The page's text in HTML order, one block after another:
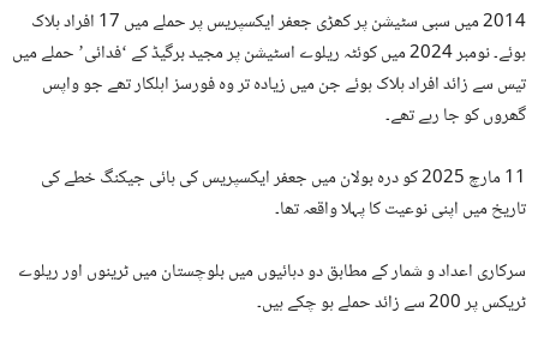
2014 میں سبی سٹیشن پر کھڑی جعفر ایکسپریس پر حملے میں 17 افراد ہلاک
ہوئے۔ نومبر 2024 میں کوئٹہ ریلوے اسٹیشن پر مجید برگیڈ کے ‘فدائی’ حملے میں
تیس سے زائد افراد ہلاک ہوئے جن میں زیادہ تر وہ فورسز اہلکار تھے جو واپس
گھروں کو جا رہے تھے۔
11 مارچ 2025 کو درہ بولان میں جعفر ایکسپریس کی ہائی جیکنگ خطے کی
تاریخ میں اپنی نوعیت کا پہلا واقعہ تھا۔
سرکاری اعداد و شمار کے مطابق دو دہائیوں میں بلوچستان میں ٹرینوں اور ریلوے
ٹریکس پر 200 سے زائد حملے ہو چکے ہیں۔